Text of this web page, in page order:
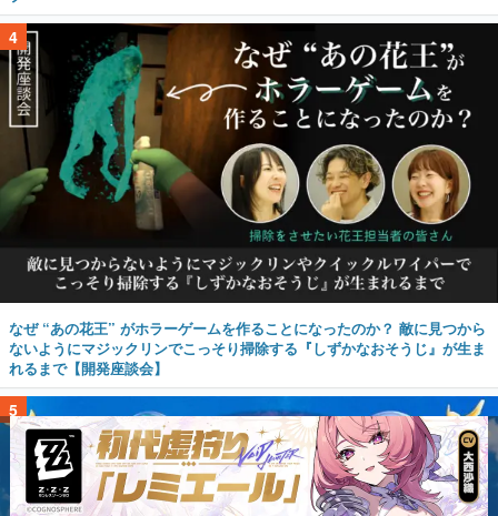
4
なぜ “あの花王” がホラーゲームを作ることになったのか？ 敵に見つから
ないようにマジックリンでこっそり掃除する『しずかなおそうじ』が生ま
れるまで【開発座談会】
5